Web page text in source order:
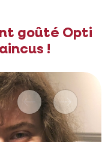
goûté Opti
!
PrécédentSuivante